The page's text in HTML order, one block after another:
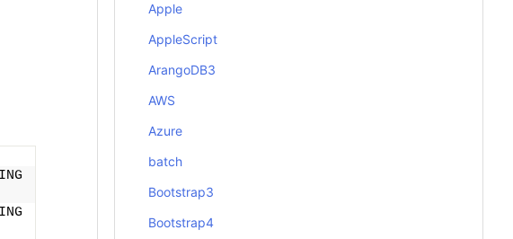
Apple
AppleScript
ArangoDB3
AWS
Azure
batch
Bootstrap3
Bootstrap4